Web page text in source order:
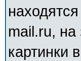
mail.ru,
картинки